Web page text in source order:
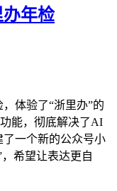
办年检
体验了“浙里办”的
能，彻底解决了AI
一个新的公众号小
希望让表达更自